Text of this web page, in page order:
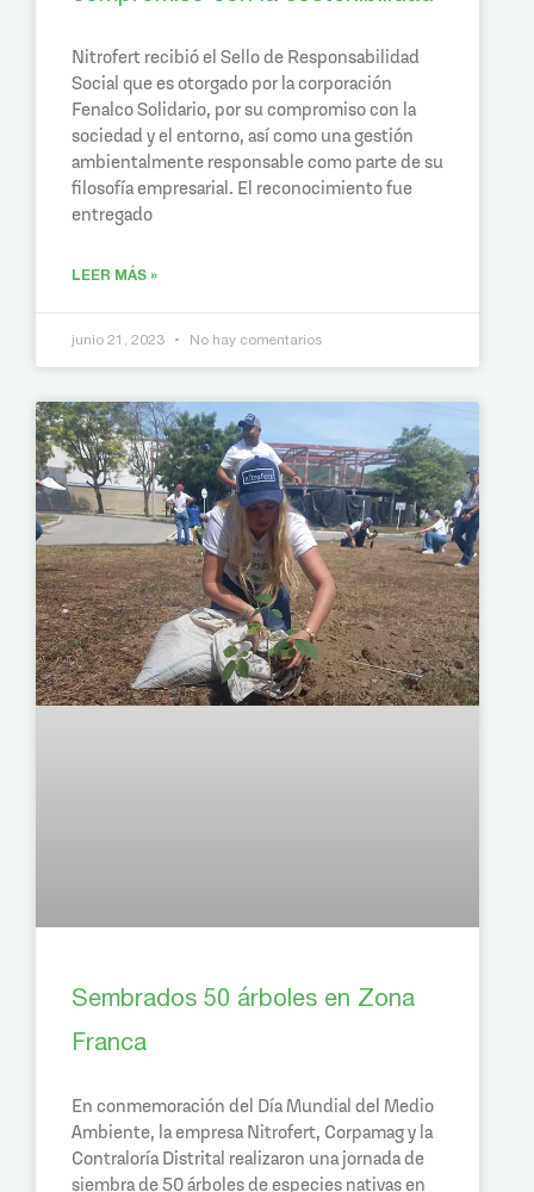
Nitrofert recibió el Sello de Responsabilidad
Social que es otorgado por la corporación
Fenalco Solidario, por su compromiso con la
sociedad y el entorno, así como una gestión
ambientalmente responsable como parte de su
filosofía empresarial. El reconocimiento fue
entregado
LEER MÁS »
junio 21, 2023 No hay comentarios
Sembrados 50 árboles en Zona
Franca
En conmemoración del Día Mundial del Medio
Ambiente, la empresa Nitrofert, Corpamag y la
Contraloría Distrital realizaron una jornada de
siembra de 50 árboles de especies nativas en